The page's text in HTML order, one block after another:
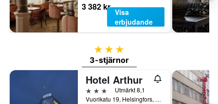
3 382 kr
Visa
erbjudande
3 stjärnor
3-stjärnor
Hotel Arthur
3 stjärnorUtmärkt 8,1
Vuorikatu 19, Helsingfors, Nyland, Finland